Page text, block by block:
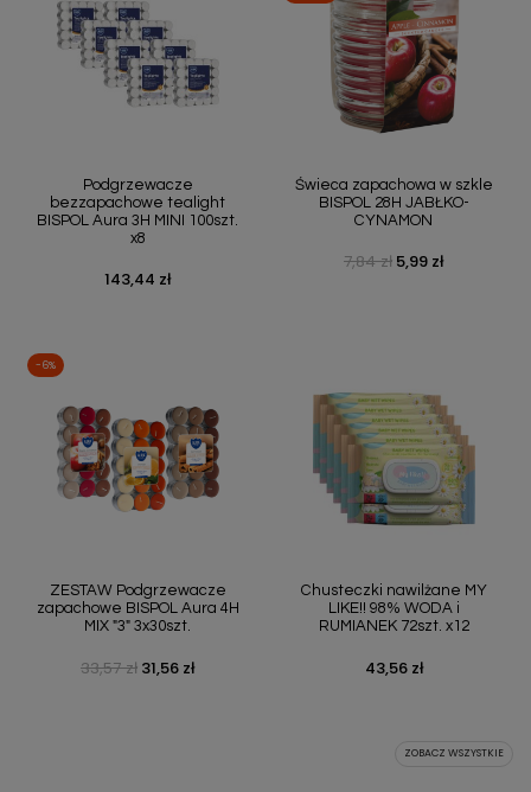
Podgrzewacze
bezzapachowe tealight
BISPOL Aura 3H MINI 100szt.
x8
Cena
143,44 zł
Świeca zapachowa w szkle
BISPOL 28H JABŁKO-
CYNAMON
Cena podstawowa
7,84 zł Cena
5,99 zł
ZESTAW Podgrzewacze
zapachowe BISPOL Aura 4H
MIX "3" 3x30szt.
Cena podstawowa
33,57 zł Cena
31,56 zł
-6%
Chusteczki nawilżane MY
LIKE!! 98% WODA i
RUMIANEK 72szt. x12
Cena
43,56 zł
ZOBACZ WSZYSTKIE